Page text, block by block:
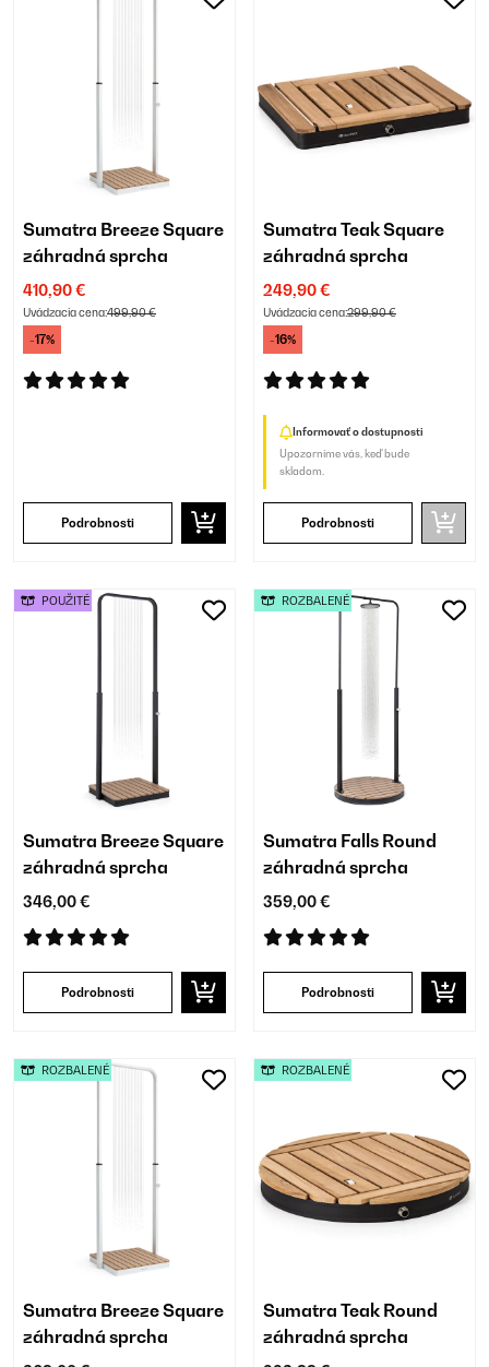
Sumatra Breeze Square
záhradná sprcha
410,90 €
Uvádzacia cena:499,90 €
-17%
Podrobnosti
Sumatra Teak Square
záhradná sprcha
249,90 €
Uvádzacia cena:299,90 €
-16%
Informovať o dostupnosti
Upozorníme vás, keď bude
skladom.
Podrobnosti
Sumatra Breeze Square
záhradná sprcha
346,00 €
Podrobnosti
POUŽITÉ
Sumatra Falls Round
záhradná sprcha
359,00 €
Podrobnosti
ROZBALENÉ
Sumatra Breeze Square
záhradná sprcha
ROZBALENÉ
Sumatra Teak Round
záhradná sprcha
ROZBALENÉ